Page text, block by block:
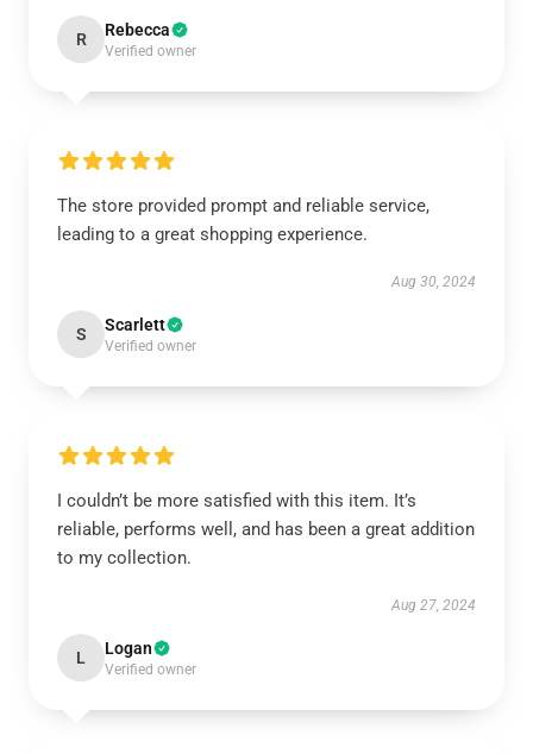
R Rebecca
Verified owner
The store provided prompt and reliable service,
leading to a great shopping experience.
Aug 30, 2024
S Scarlett
Verified owner
I couldn’t be more satisfied with this item. It’s
reliable, performs well, and has been a great addition
to my collection.
Aug 27, 2024
L Logan
Verified owner